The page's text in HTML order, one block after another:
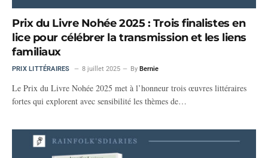
Prix du Livre Nohée 2025 : Trois finalistes en
lice pour célébrer la transmission et les liens
familiaux
PRIX LITTÉRAIRES 8 juillet 2025 By Bernie
Le Prix du Livre Nohée 2025 met à l’honneur trois œuvres littéraires
fortes qui explorent avec sensibilité les thèmes de…